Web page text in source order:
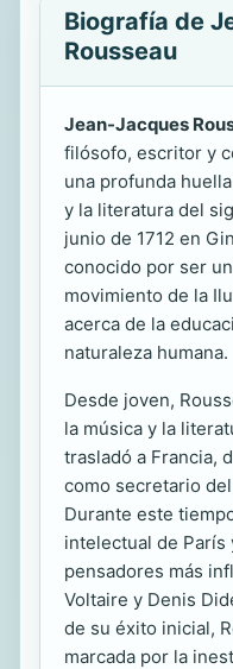
Biografía de
Rousseau
Jean-Jacques
filósofo, escritor y
una profunda
y la literatura del
junio de 1712 en
conocido por ser
movimiento de la
acerca de la
naturaleza humana.
Desde joven,
la música y la
trasladó a Francia,
como secretario
Durante este
intelectual de París
pensadores más
Voltaire y Denis
de su éxito inicial,
marcada por la